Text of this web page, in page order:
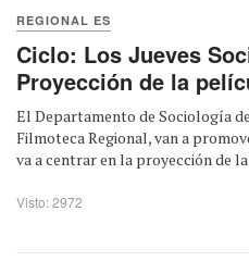
REGIONAL ES
Ciclo: Los Jueves
Proyección de la
El Departamento de Sociología
Filmoteca Regional, van a
va a centrar en la proyección de la
Visto: 2972